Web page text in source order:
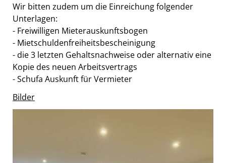
Wir bitten zudem um die Einreichung folgender
Unterlagen:
- Freiwilligen Mieterauskunftsbogen
- Mietschuldenfreiheitsbescheinigung
- die 3 letzten Gehaltsnachweise oder alternativ eine
Kopie des neuen Arbeitsvertrags
- Schufa Auskunft für Vermieter
Bilder